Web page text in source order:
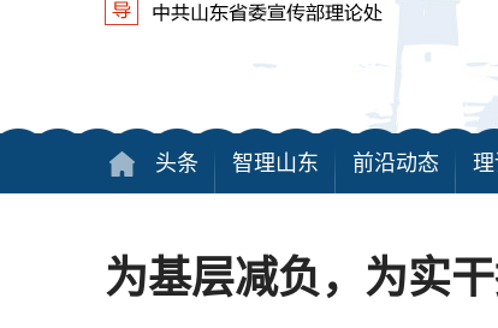
头条 智理山东 前沿动态
为基层减负，为实